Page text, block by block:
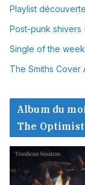
Playlist
Post-punk shivers
Single of the week
The Smiths Cover
Album du
The Optimist